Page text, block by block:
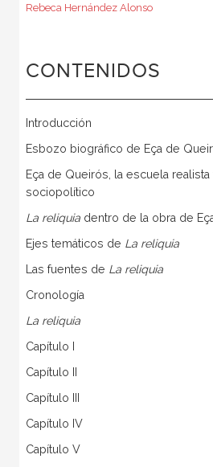
Rebeca Hernández Alonso
CONTENIDOS
Introducción
Esbozo biográfico de Eça de
Eça de Queirós, la escuela
sociopolítico
La reliquiadentro de la obra de
Ejes temáticos de La reliquia
Las fuentes de La reliquia
Cronología
La reliquia
Capítulo I
Capítulo II
Capítulo III
Capítulo IV
Capítulo V